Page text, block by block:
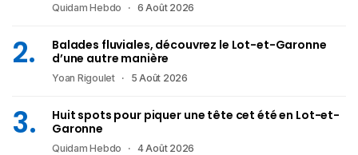
Quidam Hebdo 6 Août 2026
Balades fluviales, découvrez le Lot-et-Garonne
d’une autre manière
Yoan Rigoulet 5 Août 2026
Huit spots pour piquer une tête cet été en Lot-et-
Garonne
Quidam Hebdo 4 Août 2026